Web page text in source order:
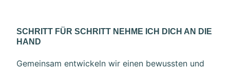
SCHRITT FÜR SCHRITT NEHME ICH DICH AN DIE
HAND
Gemeinsam entwickeln wir einen bewussten und